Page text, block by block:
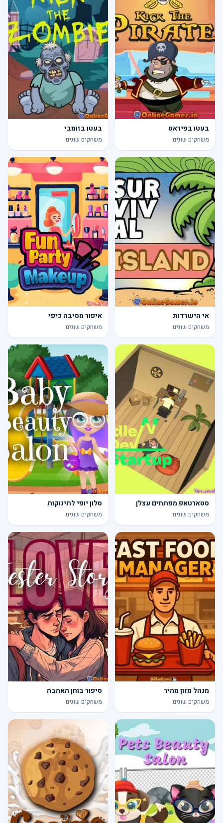
בעטו בפיראט
משחקים שונים
בעטו בזומבי
משחקים שונים
אי הישרדות
משחקים שונים
איפור מסיבה כיפי
משחקים שונים
סטארטאפ מפתחים עצלן
משחקים שונים
סלון יופי לתינוקות
משחקים שונים
מנהל מזון מהיר
משחקים שונים
סיפור בוחן האהבה
משחקים שונים